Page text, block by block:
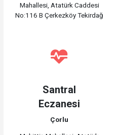
Mahallesi, Atatürk Caddesi
No:116 B Çerkezköy Tekirdağ
Santral
Eczanesi
Çorlu